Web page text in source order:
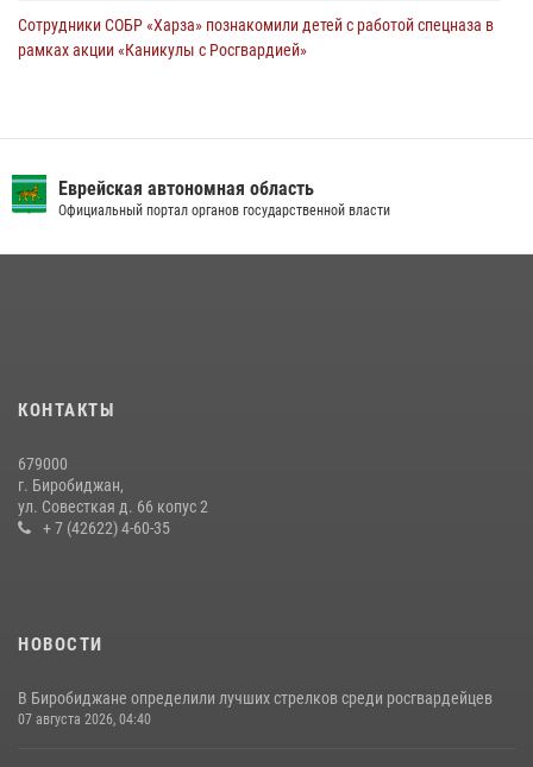
Сотрудники СОБР «Харза» познакомили детей с работой спецназа в
рамках акции «Каникулы с Росгвардией»
21 июля 2026, 04:18
16 июля 2026, 02:01
Первых основам самообороны
13 июля 2026, 02:04 3
Еврейская автономная область
Официальный портал органов государственной власти
КОНТАКТЫ
679000
г. Биробиджан,
ул. Совесткая д. 66 копус 2
+ 7 (42622) 4-60-35
НОВОСТИ
В Биробиджане определили лучших стрелков среди росгвардейцев
07 августа 2026, 04:40